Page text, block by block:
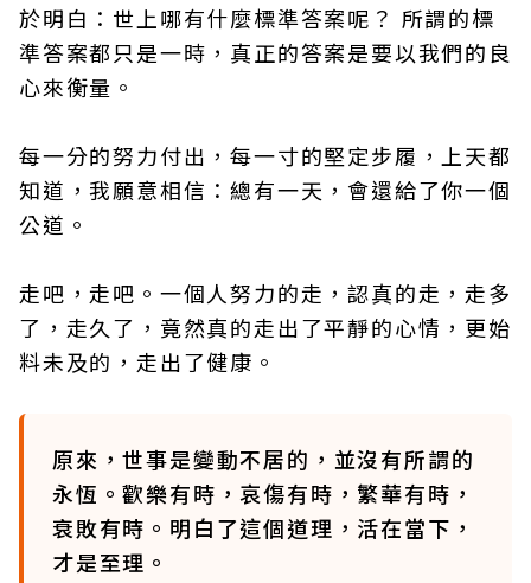
於明白：世上哪有什麼標準答案呢？ 所謂的標
準答案都只是一時，真正的答案是要以我們的良
心來衡量。
每一分的努力付出，每一寸的堅定步履，上天都
知道，我願意相信：總有一天，會還給了你一個
公道。
走吧，走吧。一個人努力的走，認真的走，走多
了，走久了，竟然真的走出了平靜的心情，更始
料未及的，走出了健康。
原來，世事是變動不居的，並沒有所謂的
永恆。歡樂有時，哀傷有時，繁華有時，
衰敗有時。明白了這個道理，活在當下，
才是至理。